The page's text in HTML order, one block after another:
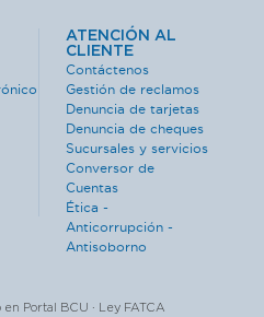
ATENCIÓN AL
CLIENTE
Contáctenos
Gestión de reclamos
Denuncia de tarjetas
Denuncia de cheques
Sucursales y servicios
Conversor de
Cuentas
Ética -
Anticorrupción -
Antisoborno
Portal BCU · Ley FATCA